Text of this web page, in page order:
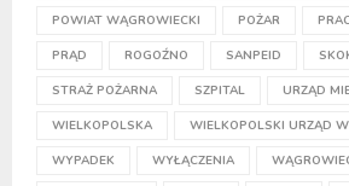
POWIAT WĄGROWIECKI POŻAR
PRĄD ROGOŹNO SANPEID
STRAŻ POŻARNA SZPITAL URZĄD
WIELKOPOLSKA WIELKOPOLSKI URZĄD
WYPADEK WYŁĄCZENIA